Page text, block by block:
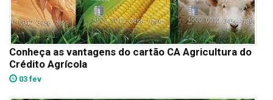
Conheça as vantagens do cartão CA Agricultura do
Crédito Agrícola
03 fev